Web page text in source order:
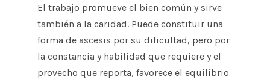
El trabajo promueve el bien común y sirve
también a la caridad. Puede constituir una
forma de ascesis por su dificultad, pero por
la constancia y habilidad que requiere y el
provecho que reporta, favorece el equilibrio